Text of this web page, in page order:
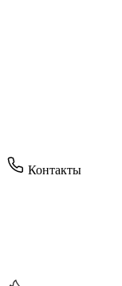
Контакты